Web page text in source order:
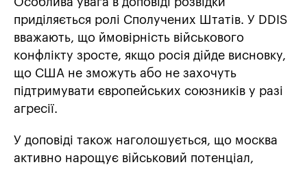
приділяється ролі Сполучених Штатів. У DDIS
вважають, що ймовірність військового
конфлікту зросте, якщо росія дійде висновку,
що США не зможуть або не захочуть
підтримувати європейських союзників у разі
агресії.
У доповіді також наголошується, що москва
активно нарощує військовий потенціал,